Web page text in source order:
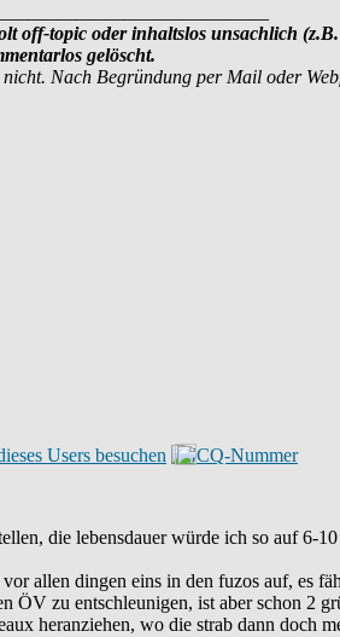
off-topic oder inhaltslos unsachlich
gelöscht.
Nach Begründung per Mail oder
die lebensdauer würde ich so auf 6-
allen dingen eins in den fuzos auf,
zu entschleunigen, ist aber schon 2
heranziehen, wo die strab dann doch